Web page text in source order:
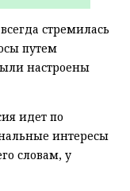
стремилась
путем
настроены
идет по
интересы
словам, у